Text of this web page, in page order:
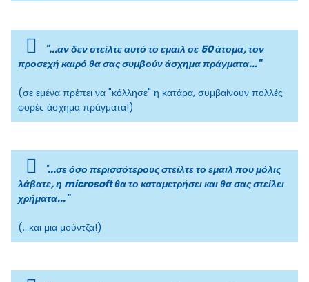
"...αν δεν στείλτε αυτό το εμαιλ σε 50 άτομα, τον
προσεχή καιρό θα σας συμβούν άσχημα πράγματα..."
(σε εμένα πρέπει να "κόλλησε" η κατάρα, συμβαίνουν πολλές
φορές άσχημα πράγματα!)
"...σε όσο περισσότερους στείλτε το εμαιλ που μόλις
λάβατε, η microsoft θα το καταμετρήσει και θα σας στείλει
χρήματα..."
(...και μια μούντζα!)